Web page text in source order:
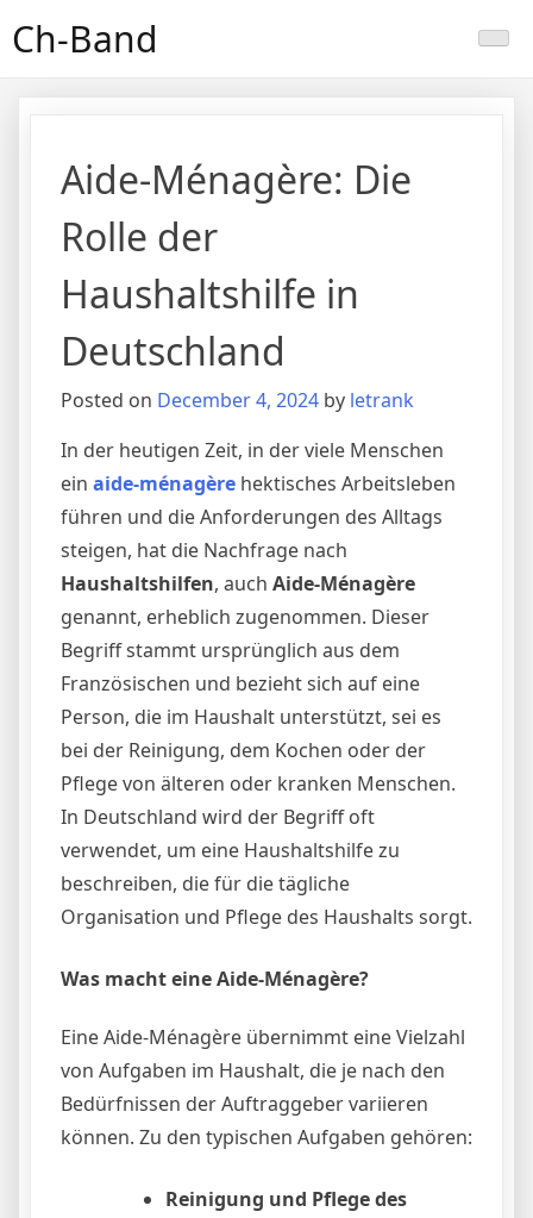
toCh-Band
Aide-Ménagère: Die
Rolle der
Haushaltshilfe in
Deutschland
Posted on December 4, 2024 by letrank
In der heutigen Zeit, in der viele Menschen
ein aide-ménagère hektisches Arbeitsleben
führen und die Anforderungen des Alltags
steigen, hat die Nachfrage nach
Haushaltshilfen, auch Aide-Ménagère
genannt, erheblich zugenommen. Dieser
Begriff stammt ursprünglich aus dem
Französischen und bezieht sich auf eine
Person, die im Haushalt unterstützt, sei es
bei der Reinigung, dem Kochen oder der
Pflege von älteren oder kranken Menschen.
In Deutschland wird der Begriff oft
verwendet, um eine Haushaltshilfe zu
beschreiben, die für die tägliche
Organisation und Pflege des Haushalts sorgt.
Was macht eine Aide-Ménagère?
Eine Aide-Ménagère übernimmt eine Vielzahl
von Aufgaben im Haushalt, die je nach den
Bedürfnissen der Auftraggeber variieren
können. Zu den typischen Aufgaben gehören:
Reinigung und Pflege des